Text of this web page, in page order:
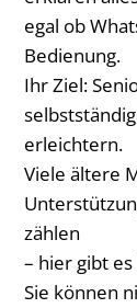
egal ob
Bedienung.
Ihr Ziel:
erleichtern.
Viele ältere
zählen
– hier gibt
Sie können